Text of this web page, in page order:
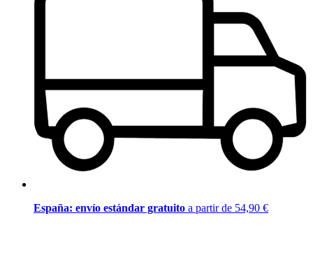
España: envío estándar gratuito a partir de 54,90 €